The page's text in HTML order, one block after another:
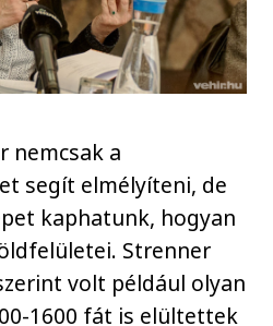
nemcsak a
segít elmélyíteni, de
kaphatunk, hogyan
Strenner
volt például olyan
1600 fát is elültettek